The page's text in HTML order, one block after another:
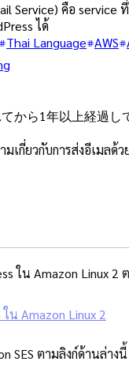
Service) คือ
ได้
Thai Language AWS
から1年以上経過し
กี่ยวกับการส่งอีเมลด้ว
ใน Amazon Linux 2
น Amazon Linux 2
SES ตามลิงก์ด้านล่างนี้